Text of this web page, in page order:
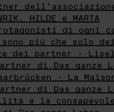
HILDE e MARTA
protagonisti di ogni
sono più che solo
dei partner -
di Das ganze
- La
di Das ganze
e la